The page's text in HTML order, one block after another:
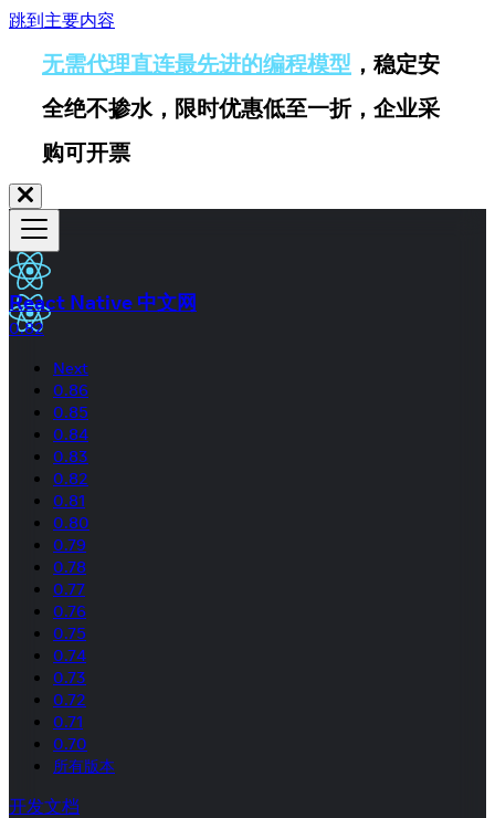
跳到主要内容
无需代理直连最先进的编程模型 ，稳定安
全绝不掺水，限时优惠低至一折，企业采
购可开票
React Native 中文网
0.82
Next
0.86
0.85
0.84
0.83
0.82
0.81
0.80
0.79
0.78
0.77
0.76
0.75
0.74
0.73
0.72
0.71
0.70
所有版本
开发文档